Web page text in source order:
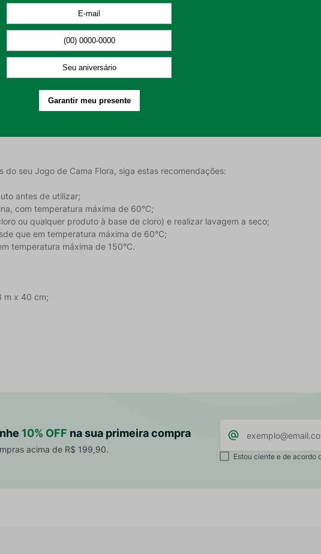
confere um acabamento refinado de hotelaria à sua casa.
excepcional e conforto térmico;
cuidadosa das fibras, passando por um penteamento para remoção de
permite um maior detalhamento da ilustração floral e é menos agressiva ao
e praticidade para a composição da cama;
leveza e um sono revigorante;
seu Jogo de Cama Flora, siga estas recomendações:
antes de utilizar;
com temperatura máxima de 60°C;
ou qualquer produto à base de cloro) e realizar lavagem a seco;
que em temperatura máxima de 60°C;
temperatura máxima de 150°C.
m x 40 cm;
10% OFF na sua primeira compra
acima de R$ 199,90.
Estou ciente e de acordo